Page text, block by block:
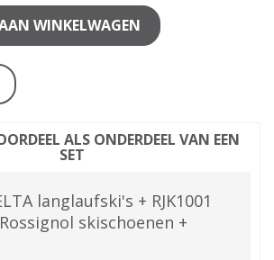
WINKELWAGEN
ALS ONDERDEEL VAN EEN
SET
langlaufski's + RJK1001
skischoenen +